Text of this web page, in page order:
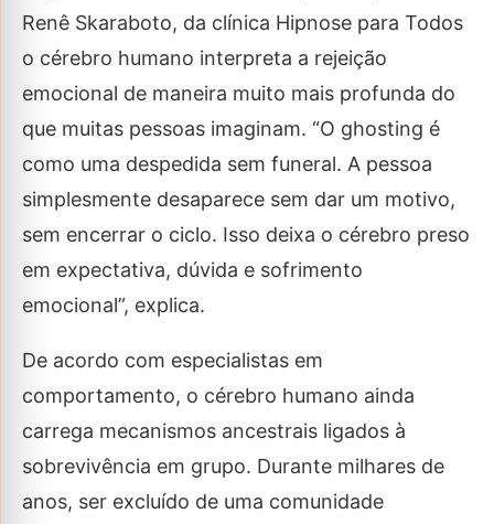
Renê Skaraboto, da clínica Hipnose para Todos
o cérebro humano interpreta a rejeição
emocional de maneira muito mais profunda do
que muitas pessoas imaginam. “O ghosting é
como uma despedida sem funeral. A pessoa
simplesmente desaparece sem dar um motivo,
sem encerrar o ciclo. Isso deixa o cérebro preso
em expectativa, dúvida e sofrimento
emocional”, explica.
De acordo com especialistas em
comportamento, o cérebro humano ainda
carrega mecanismos ancestrais ligados à
sobrevivência em grupo. Durante milhares de
anos, ser excluído de uma comunidade